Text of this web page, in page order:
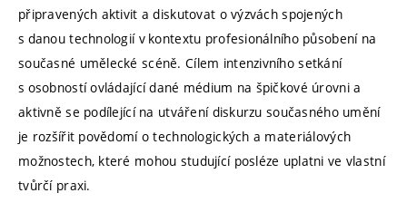
připravených aktivit a diskutovat o výzvách spojených
s danou technologií v kontextu profesionálního působení na
současné umělecké scéně. Cílem intenzivního setkání
s osobností ovládající dané médium na špičkové úrovni a
aktivně se podílející na utváření diskurzu současného umění
je rozšířit povědomí o technologických a materiálových
možnostech, které mohou studující posléze uplatni ve vlastní
tvůrčí praxi.